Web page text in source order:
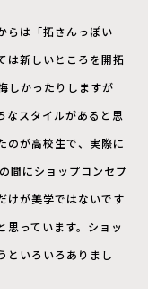
らは「拓さんっぽい
は新しいところを開拓
しかったりしますが
なスタイルがあると思
のが高校生で、実際に
間にショップコンセプ
けが美学ではないです
思っています。ショッ
といろいろありまし